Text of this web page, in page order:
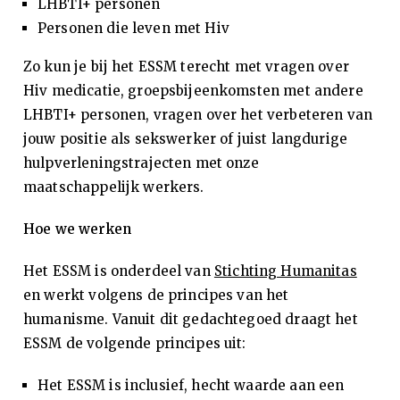
ua
lit
ks
w
er
LHBTI+ personen
Personen die leven met Hiv
Zo kun je bij het ESSM terecht met vragen over
Hiv medicatie, groepsbijeenkomsten met andere
LHBTI+ personen, vragen over het verbeteren van
jouw positie als sekswerker of juist langdurige
hulpverleningstrajecten met onze
maatschappelijk werkers.
Hoe we werken
Het ESSM is onderdeel van Stichting Humanitas
en werkt volgens de principes van het
humanisme. Vanuit dit gedachtegoed draagt het
ESSM de volgende principes uit:
Het ESSM is inclusief, hecht waarde aan een